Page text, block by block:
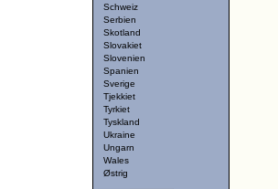
Schweiz
Serbien
Skotland
Slovakiet
Slovenien
Spanien
Sverige
Tjekkiet
Tyrkiet
Tyskland
Ukraine
Ungarn
Wales
Østrig